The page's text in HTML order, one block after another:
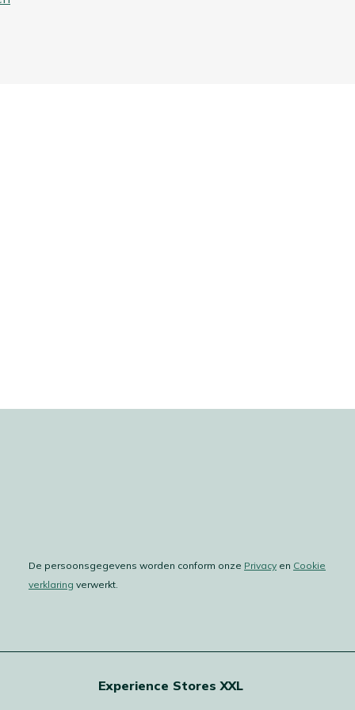
De persoonsgegevens worden conform onze Privacy en Cookie
verklaring verwerkt.
Experience Stores XXL